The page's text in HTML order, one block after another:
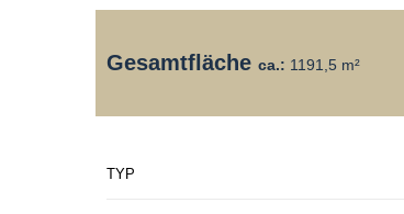
Gesamtfläche ca.: 1191,5 m²
TYP